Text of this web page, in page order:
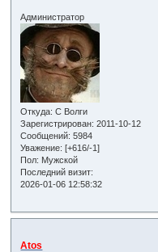
Администратор
Откуда: С Волги
Зарегистрирован: 2011-10-12
Сообщений: 5984
Уважение: [+616/-1]
Пол: Мужской
Последний визит:
2026-01-06 12:58:32
Atos